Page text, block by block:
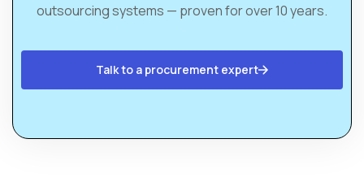
outsourcing systems — proven for over 10 years.
Talk to a procurement expert